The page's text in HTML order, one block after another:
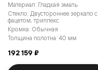
Материал: Гладкая эмаль
Стекло: Двустороннее зеркало с
фацетом, триплекс
Кромка: Обычная
Толщина полотна: 40 мм
192 159 ₽